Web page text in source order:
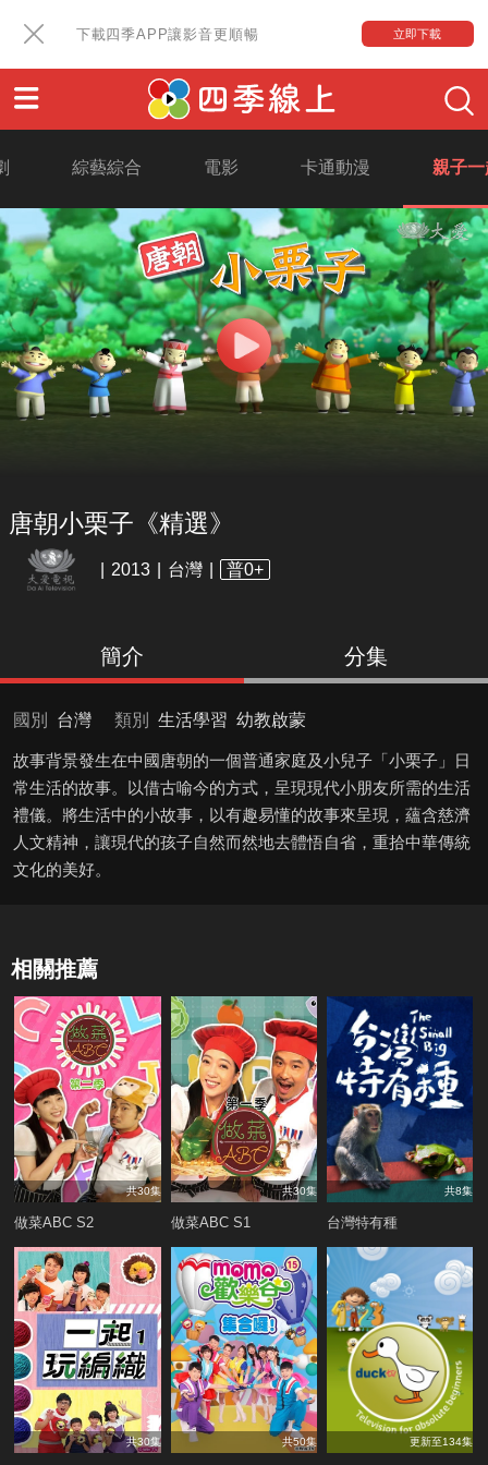
下載四季APP讓影音更順暢 立即下載
綜藝綜合 電影 卡通動漫 親子
唐朝小栗子《精選》
2013 台灣 普0+
簡介 分集
國別 台灣 類別 生活學習 幼教啟蒙
故事背景發生在中國唐朝的一個普通家庭及小兒子「小栗子」日
常生活的故事。以借古喻今的方式，呈現現代小朋友所需的生活
禮儀。將生活中的小故事，以有趣易懂的故事來呈現，蘊含慈濟
人文精神，讓現代的孩子自然而然地去體悟自省，重拾中華傳統
文化的美好。
相關推薦
共30集
做菜ABC S2
共30集
做菜ABC S1
共8集
台灣特有種
共30集 共50集 更新至134集